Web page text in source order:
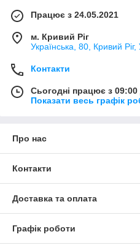
Працює з 24.05.2021
м. Кривий Ріг
Українська, 80, Кривий Ріг,
Контакти
Сьогодні працює з
Показати весь графік
Про нас
Контакти
Доставка та оплата
Графік роботи